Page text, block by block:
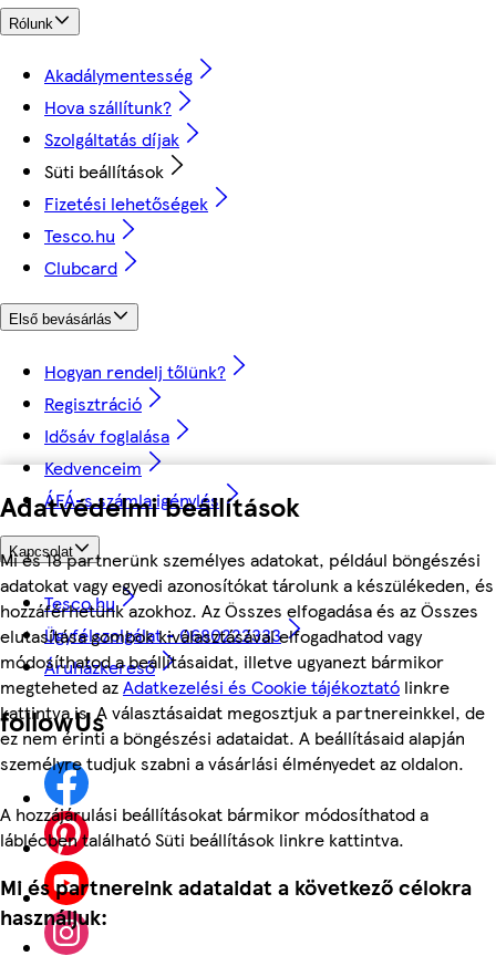
Adatvédelmi beállítások
Mi és 18 partnerünk személyes adatokat, például böngészési
adatokat vagy egyedi azonosítókat tárolunk a készülékeden, és
hozzáférhetünk azokhoz. Az Összes elfogadása és az Összes
elutasítása gombok kiválasztásával elfogadhatod vagy
módosíthatod a beállításaidat, illetve ugyanezt bármikor
megteheted azAdatkezelési és Cookie tájékoztató linkre
kattintva is. A választásaidat megosztjuk a partnereinkkel, de
ez nem érinti a böngészési adataidat. A beállításaid alapján
személyre tudjuk szabni a vásárlási élményedet az oldalon.
A hozzájárulási beállításokat bármikor módosíthatod a
láblécben található Süti beállítások linkre kattintva.
Mi és partnereink adataidat a következő célokra
használjuk:
Rólunk
Akadálymentesség
Hova szállítunk?
Szolgáltatás díjak
Süti beállítások
Fizetési lehetőségek
Tesco.hu
Clubcard
Első bevásárlás
Hogyan rendelj tőlünk?
Regisztráció
Idősáv foglalása
Kedvenceim
ÁFÁ-s számla igénylés
Kapcsolat
Tesco.hu
Ügyfélszolgálat - 0680222333
Áruházkereső
followUs